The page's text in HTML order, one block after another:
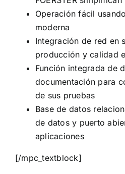
Operación fácil
moderna
Integración de red en
producción y calidad
Función integrada de
documentación para
de sus pruebas
Base de datos
de datos y puerto
aplicaciones
[/mpc_textblock]